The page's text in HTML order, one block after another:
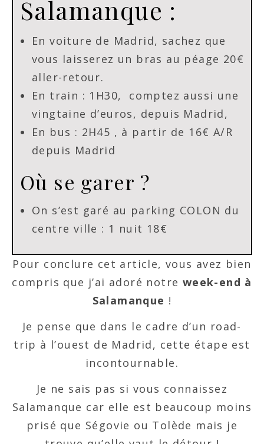
Salamanque :
En voiture de Madrid, sachez que
vous laisserez un bras au péage 20€
aller-retour.
En train : 1H30, comptez aussi une
vingtaine d’euros, depuis Madrid,
En bus : 2H45 , à partir de 16€ A/R
depuis Madrid
Où se garer ?
On s’est garé au parking COLON du
centre ville : 1 nuit 18€
Pour conclure cet article, vous avez bien
compris que j’ai adoré notre week-end à
Salamanque !
Je pense que dans le cadre d’un road-
trip à l’ouest de Madrid, cette étape est
incontournable.
Je ne sais pas si vous connaissez
Salamanque car elle est beaucoup moins
prisé que Ségovie ou Tolède mais je